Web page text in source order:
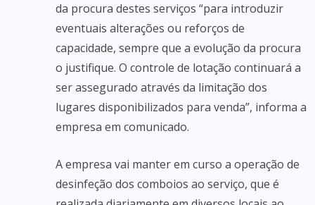
da procura destes serviços “para introduzir
eventuais alterações ou reforços de
capacidade, sempre que a evolução da procura
o justifique. O controle de lotação continuará a
ser assegurado através da limitação dos
lugares disponibilizados para venda”, informa a
empresa em comunicado.
A empresa vai manter em curso a operação de
desinfeção dos comboios ao serviço, que é